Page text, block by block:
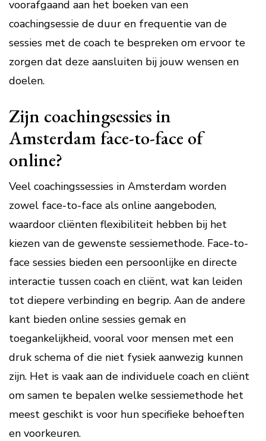
voorafgaand aan het boeken van een
coachingsessie de duur en frequentie van de
sessies met de coach te bespreken om ervoor te
zorgen dat deze aansluiten bij jouw wensen en
doelen.
Zijn coachingsessies in
Amsterdam face-to-face of
online?
Veel coachingssessies in Amsterdam worden
zowel face-to-face als online aangeboden,
waardoor cliënten flexibiliteit hebben bij het
kiezen van de gewenste sessiemethode. Face-to-
face sessies bieden een persoonlijke en directe
interactie tussen coach en cliënt, wat kan leiden
tot diepere verbinding en begrip. Aan de andere
kant bieden online sessies gemak en
toegankelijkheid, vooral voor mensen met een
druk schema of die niet fysiek aanwezig kunnen
zijn. Het is vaak aan de individuele coach en cliënt
om samen te bepalen welke sessiemethode het
meest geschikt is voor hun specifieke behoeften
en voorkeuren.